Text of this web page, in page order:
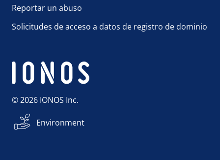
Reportar un abuso
Solicitudes de acceso a datos de registro de dominio
© 2026 IONOS Inc.
Environment